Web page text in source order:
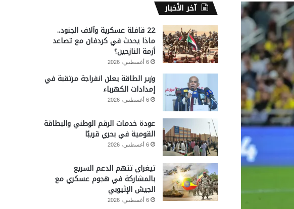
آخر الأخبار
22 قافلة عسكرية وآلاف الجنود..
ماذا يحدث في كردفان مع تصاعد
أزمة النازحين؟
6 أغسطس، 2026
وزير الطاقة يعلن انفراجة مرتقبة في
إمدادات الكهرباء
6 أغسطس، 2026
عودة خدمات الرقم الوطني والبطاقة
القومية في بحري قريبًا
6 أغسطس، 2026
تيغراي تتهم الدعم السريع
بالمشاركة في هجوم عسكري مع
الجيش الإثيوبي
6 أغسطس، 2026